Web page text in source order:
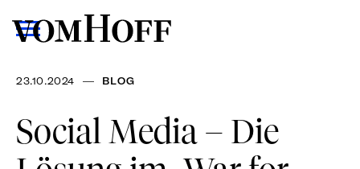
23.10.2024 — BLOG
Social Media – Die